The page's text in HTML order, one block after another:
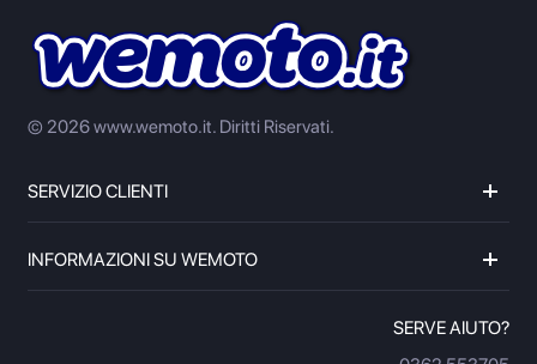
© 2026 www.wemoto.it. Diritti Riservati.
SERVIZIO CLIENTI
INFORMAZIONI SU WEMOTO
SERVE AIUTO?